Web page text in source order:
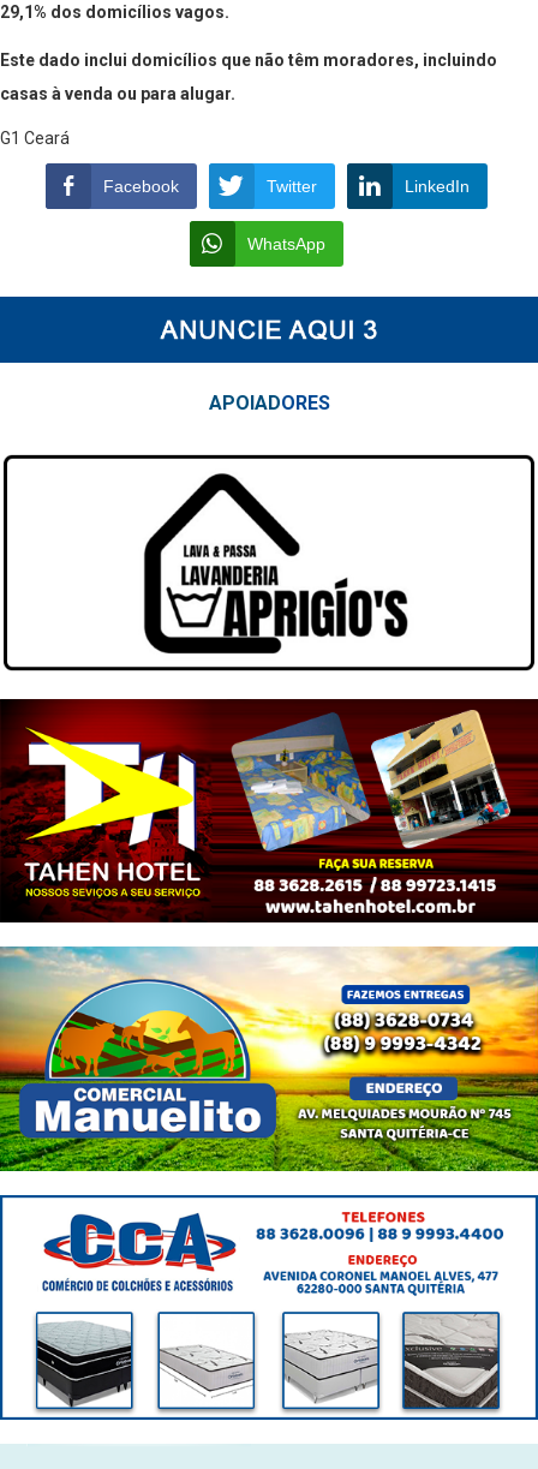
29,1% dos domicílios vagos.
Este dado inclui domicílios que não têm moradores, incluindo
casas à venda ou para alugar.
G1 Ceará
Facebook Twitter LinkedIn
WhatsApp
APOIADORES